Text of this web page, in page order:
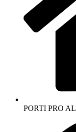
PORTI PRO